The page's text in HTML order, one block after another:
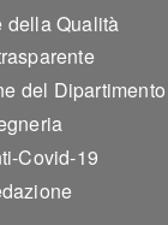
della Qualità
del Dipartimento
Covid-19